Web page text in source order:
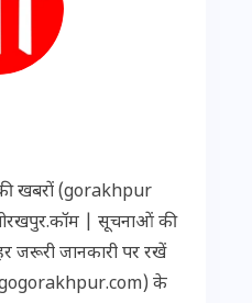
खबरों (gorakhpur
| सूचनाओं की
जरूरी जानकारी पर रखें
के